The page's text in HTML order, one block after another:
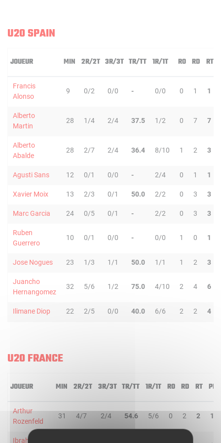
U20 SPAIN
JOUEUR MIN 2R/2T 3R/3T TR/TT 1R/1T RO RD RT
Francis
Alonso
9 0/2 0/0 - 0/0 0 1 1
Alberto
Martin
28 1/4 2/4 37.5 1/2 0 7 7
Alberto
Abalde
28 2/7 2/4 36.4 8/10 1 2 3
Agusti Sans 12 0/1 0/0 - 2/4 0 1 1
Xavier Moix 13 2/3 0/1 50.0 2/2 0 3 3
Marc Garcia 24 0/5 0/1 - 2/2 0 3 3
Ruben
Guerrero
10 0/1 0/0 - 0/0 1 0 1
Jose Nogues 23 1/3 1/1 50.0 1/1 1 2 3
Juancho
Hernangomez
32 5/6 1/2 75.0 4/10 2 4 6
Ilimane Diop 22 2/5 0/0 40.0 6/6 2 2 4
U20 FRANCE
JOUEUR MIN 2R/2T 3R/3T TR/TT 1R/1T RO RD RT PD
Arthur
Rozenfeld
31 4/7 2/4 54.6 5/6 0 2 2 1
Ibrahima